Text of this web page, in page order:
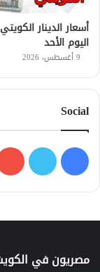
أسعار الدينار
اليوم الأحد
9 أغسطس، 2026
Social
فيسبوك
تويتر
مصريون في